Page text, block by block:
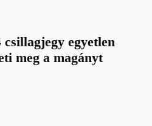
egyetlen
meg a magányt